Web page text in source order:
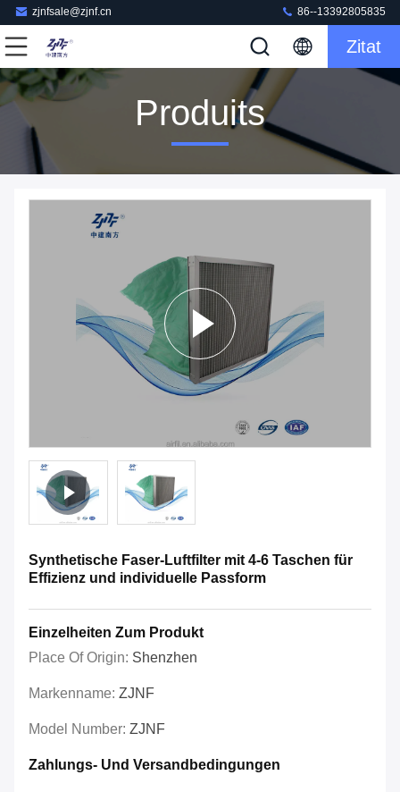
zjnfsale@zjnf.cn 86--13392805835
Zitat
Produits
Synthetische Faser-Luftfilter mit 4-6 Taschen für
Effizienz und individuelle Passform
Einzelheiten Zum Produkt
Place Of Origin: Shenzhen
Markenname: ZJNF
Model Number: ZJNF
Zahlungs- Und Versandbedingungen